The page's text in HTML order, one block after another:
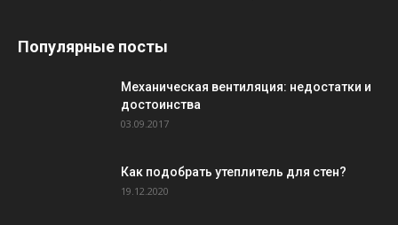
Популярные посты
Механическая вентиляция: недостатки и
достоинства
03.09.2017
Как подобрать утеплитель для стен?
19.12.2020